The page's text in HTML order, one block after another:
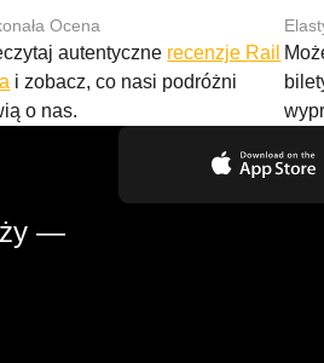
Ocena
autentyczne recenzje Rail
i zobacz, co nasi podróżni
o nas.
—